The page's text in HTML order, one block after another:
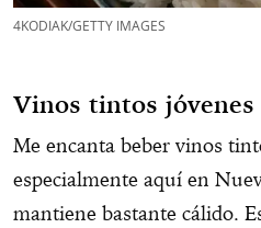
4KODIAK/GETTY IMAGES
Vinos tintos jóvenes
Me encanta beber vinos
especialmente aquí en
mantiene bastante cálido.